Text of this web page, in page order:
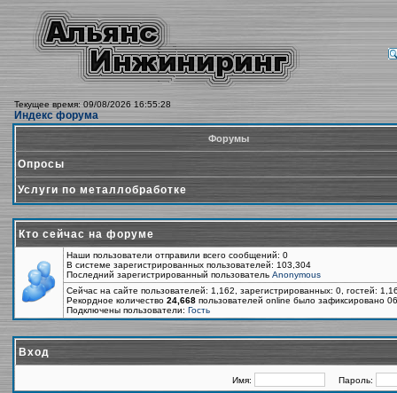
Текущее время: 09/08/2026 16:55:28
Индекс форума
Форумы
Опросы
Услуги по металлобработке
Кто сейчас на форуме
Наши пользователи отправили всего сообщений: 0
В системе зарегистрированных пользователей: 103,304
Последний зарегистрированный пользователь Anonymous
Сейчас на сайте пользователей: 1,162, зарегистрированных: 0, гостей:
Рекордное количество 24,668 пользователей online было зафиксировано
Подключены пользователи: Гость
Вход
Имя: Пароль: